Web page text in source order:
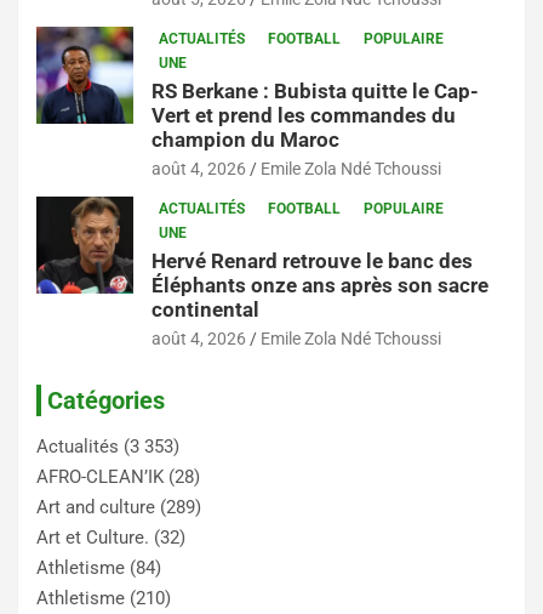
ACTUALITÉS FOOTBALL
POPULAIRE
UNE
RS Berkane : Bubista quitte le Cap-
Vert et prend les commandes du
champion du Maroc
août 4, 2026 Emile Zola Ndé Tchoussi
ACTUALITÉS FOOTBALL
POPULAIRE
UNE
Hervé Renard retrouve le banc des
Éléphants onze ans après son sacre
continental
août 4, 2026 Emile Zola Ndé Tchoussi
Catégories
Actualités (3 353)
AFRO-CLEAN’IK (28)
Art and culture (289)
Art et Culture. (32)
Athletisme (84)
Athletisme (210)